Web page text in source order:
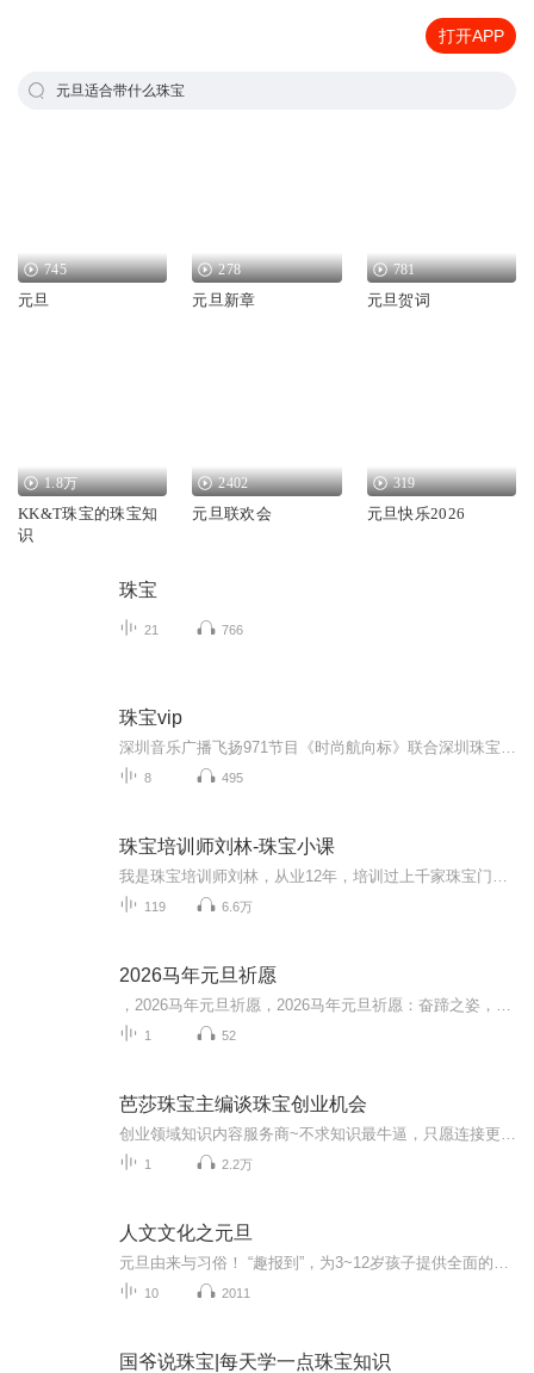
打开APP
元旦适合带什么珠宝
745
元旦
278
元旦新章
781
元旦贺词
1.8万
KK&T珠宝的珠宝知
识
2402
元旦联欢会
319
元旦快乐2026
珠宝
21 766
珠宝vip
8 495
珠宝培训师刘林-珠宝小课
119 6.6万
2026马年元旦祈愿
1 52
芭莎珠宝主编谈珠宝创业机会
1 2.2万
人文文化之元旦
10 2011
国爷说珠宝|每天学一点珠宝知识